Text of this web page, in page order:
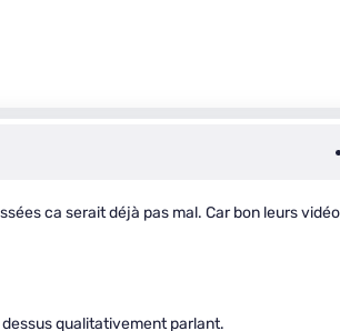
ca serait déjà pas mal. Car bon leurs
qualitativement parlant.